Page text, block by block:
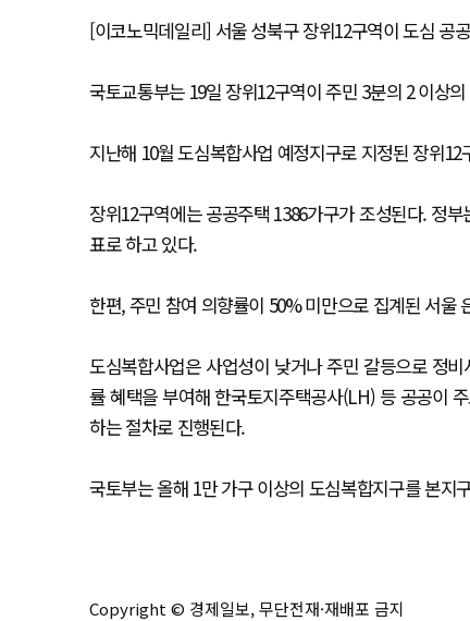
[이코노믹데일리] 서울 성북구 장위12구역이 도심 공
국토교통부는 19일 장위12구역이 주민 3분의 2 이상
지난해 10월 도심복합사업 예정지구로 지정된 장위
장위12구역에는 공공주택 1386가구가 조성된다. 정
표로 하고 있다.
한편, 주민 참여 의향률이 50% 미만으로 집계된 서울
도심복합사업은 사업성이 낮거나 주민 갈등으로 정
률 혜택을 부여해 한국토지주택공사(LH) 등 공공이
하는 절차로 진행된다.
국토부는 올해 1만 가구 이상의 도심복합지구를 본지
Copyright © 경제일보, 무단전재·재배포 금지